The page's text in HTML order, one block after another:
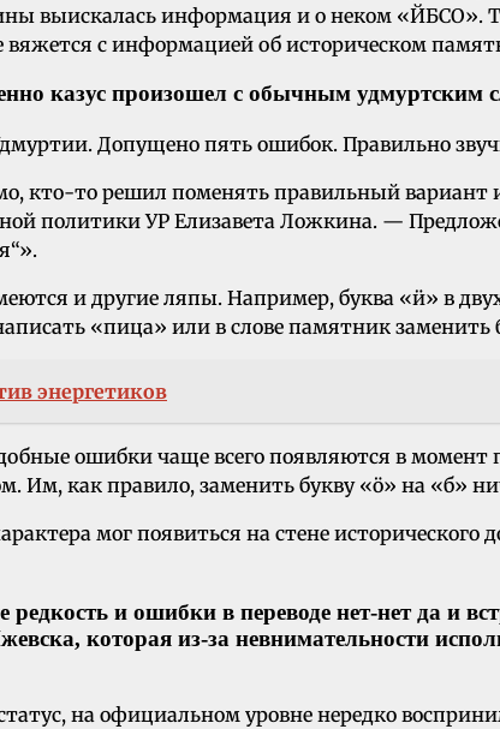
выискалась информация и о неком «ЙБСО».
с информацией об историческом
казус произошел с обычным удмуртским
Допущено пять ошибок. Правильно
кто-то решил поменять правильный вариант
политики УР Елизавета Ложкина. —
и другие ляпы. Например, буква «ӥ» в
«пица» или в слове памятник
энергетиков
ошибки чаще всего появляются в
как правило, заменить букву «ӧ» на «б»
мог появиться на стене
и ошибки в переводе нет-нет да и
которая из-за невнимательности
на официальном уровне нередко